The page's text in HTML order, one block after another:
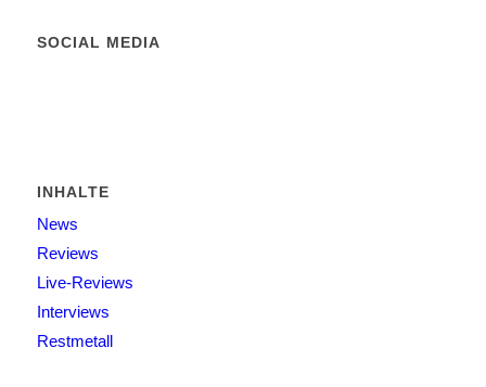
SOCIAL MEDIA
INHALTE
News
Reviews
Live-Reviews
Interviews
Restmetall